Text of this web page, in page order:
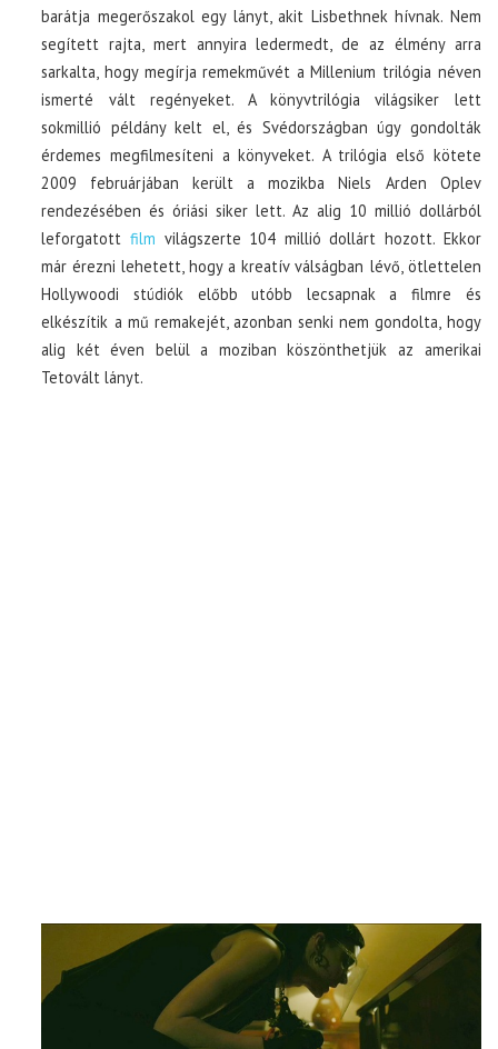
barátja megerőszakol egy lányt, akit Lisbethnek hívnak. Nem
segített rajta, mert annyira ledermedt, de az élmény arra
sarkalta, hogy megírja remekművét a Millenium trilógia néven
ismerté vált regényeket. A könyvtrilógia világsiker lett
sokmillió példány kelt el, és Svédországban úgy gondolták
érdemes megfilmesíteni a könyveket. A trilógia első kötete
2009 februárjában került a mozikba Niels Arden Oplev
rendezésében és óriási siker lett. Az alig 10 millió dollárból
leforgatott film világszerte 104 millió dollárt hozott. Ekkor
már érezni lehetett, hogy a kreatív válságban lévő, ötlettelen
Hollywoodi stúdiók előbb utóbb lecsapnak a filmre és
elkészítik a mű remakejét, azonban senki nem gondolta, hogy
alig két éven belül a moziban köszönthetjük az amerikai
Tetovált lányt.